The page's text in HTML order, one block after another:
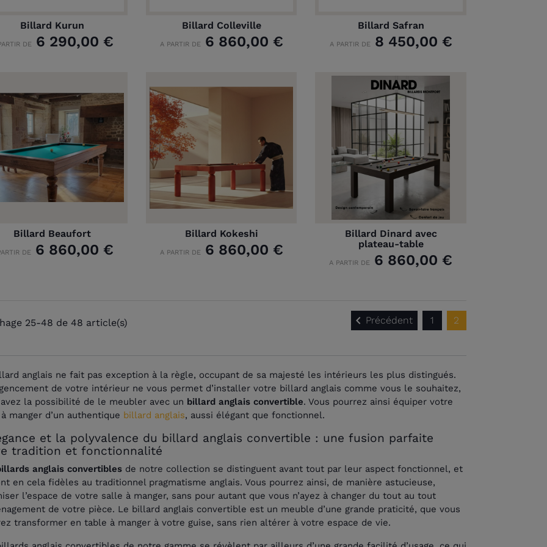
Billard Kurun
DE6 290,00 €
Billard Colleville
A PARTIR DE6 860,00 €
Billard Safran
A PARTIR DE8 450,00 €
Billard Beaufort
DE 6 860,00 €
Billard Kokeshi
A PARTIR DE6 860,00 €
Billard Dinard avec
plateau-table
A PARTIR DE 6 860,00 €
25-48 de 48 article(s)  Précédent 1 2
anglais ne fait pas exception à la règle, occupant de sa majesté les intérieurs les plus distingués.
de votre intérieur ne vous permet d’installer votre billard anglais comme vous le souhaitez,
la possibilité de le meubler avec un billard anglais convertible. Vous pourrez ainsi équiper votre
manger d’un authentique billard anglais, aussi élégant que fonctionnel.
et la polyvalence du billard anglais convertible : une fusion parfaite
tradition et fonctionnalité
anglais convertiblesde notre collection se distinguent avant tout par leur aspect fonctionnel, et
en cela fidèles au traditionnel pragmatisme anglais. Vous pourrez ainsi, de manière astucieuse,
l’espace de votre salle à manger, sans pour autant que vous n’ayez à changer du tout au tout
de votre pièce. Le billard anglais convertible est un meuble d’une grande praticité, que vous
transformer en table à manger à votre guise, sans rien altérer à votre espace de vie.